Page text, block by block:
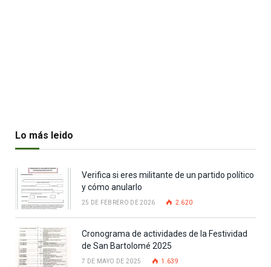
Lo más leido
Verifica si eres militante de un partido político
y cómo anularlo
25 DE FEBRERO DE 2026 2.620
Cronograma de actividades de la Festividad
de San Bartolomé 2025
7 DE MAYO DE 2025 1.639